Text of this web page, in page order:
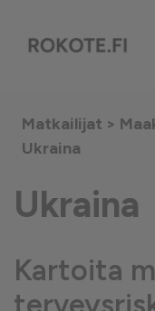
Matkailijat >
Ukraina
Ukraina
Kartoita